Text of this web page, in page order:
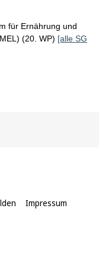
für Ernährung und
(20. WP) [alle SG
Impressum